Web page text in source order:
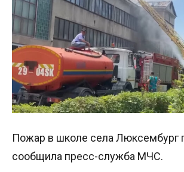
Пожар в школе села Люксембург
сообщила пресс-служба МЧС.